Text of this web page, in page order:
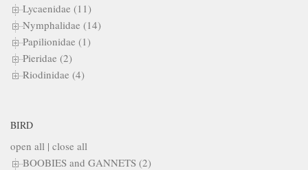
Lycaenidae (11)
Nymphalidae (14)
Papilionidae (1)
Pieridae (2)
Riodinidae (4)
BIRD
open all | close all
BOOBIES and GANNETS (2)